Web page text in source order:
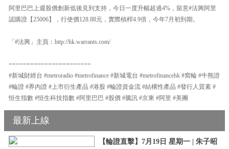
阿里巴巴上週股價創新低後見到支持，今日一度升幅超過4%，留意#法興阿里
認購證【25006】，行使價128.88元，實際槓桿4.9倍，今年7月初到期。
「#法興」主頁：http://hk.warrants.com/
=======================
#新城財經台 #metroradio #metrofinance #新城電台 #metrofinancehk #窩輪 #牛熊證
#輪證 #界內證 #上市衍生產品 #港股 #輪證資金流 #結構性產品 #發行人質素 #
恒生指數 #恒生科技指數 #阿里巴巴 #股價 #騰訊 #京東 #阿里 #美團
最新上線
【輪證直擊】7月19日 星期一 | 朱子昭